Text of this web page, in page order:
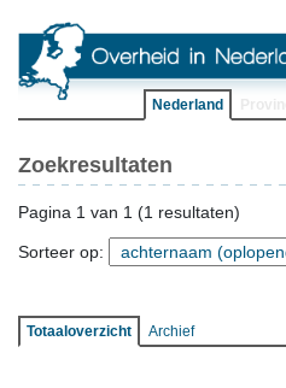
Nederland
Zoekresultaten
Pagina 1 van 1 (1 resultaten)
Sorteer op:
Totaaloverzicht Archief